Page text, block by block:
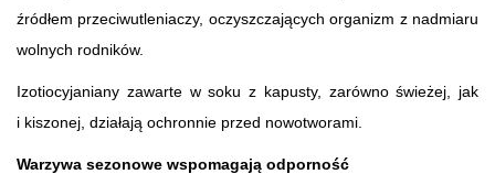
źródłem przeciwutleniaczy, oczyszczających organizm z nadmiaru
wolnych rodników.
Izotiocyjaniany zawarte w soku z kapusty, zarówno świeżej, jak
i kiszonej, działają ochronnie przed nowotworami.
Warzywa sezonowe wspomagają odporność